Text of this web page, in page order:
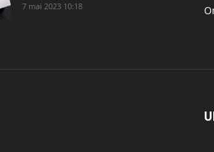
7 mai 2023 10:18